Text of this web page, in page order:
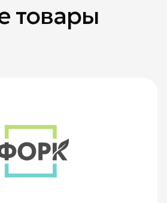
товары